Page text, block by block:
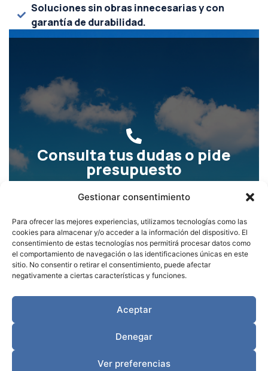
Gestionar consentimiento
Para ofrecer las mejores experiencias, utilizamos tecnologías como las
cookies para almacenar y/o acceder a la información del dispositivo. El
consentimiento de estas tecnologías nos permitirá procesar datos como
el comportamiento de navegación o las identificaciones únicas en este
sitio. No consentir o retirar el consentimiento, puede afectar
negativamente a ciertas características y funciones.
Aceptar
Denegar
Ver preferencias
Consulta tus dudas o pide
presupuesto
LLÁMANOS
Soluciones sin obras innecesarias y con
garantía de durabilidad.
Teléfono: 643036218
©2025 CUBIERTAS J.ARMANDO
W
h
P
h